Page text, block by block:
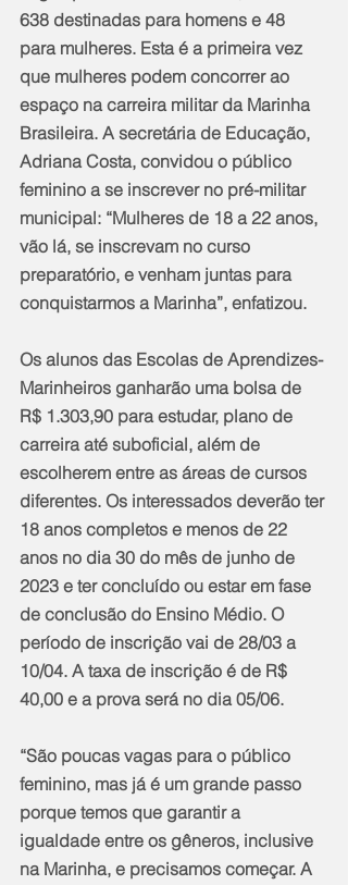
638 destinadas para homens e 48
para mulheres. Esta é a primeira vez
que mulheres podem concorrer ao
espaço na carreira militar da Marinha
Brasileira. A secretária de Educação,
Adriana Costa, convidou o público
feminino a se inscrever no pré-militar
municipal: “Mulheres de 18 a 22 anos,
vão lá, se inscrevam no curso
preparatório, e venham juntas para
conquistarmos a Marinha”, enfatizou.
Os alunos das Escolas de Aprendizes-
Marinheiros ganharão uma bolsa de
R$ 1.303,90 para estudar, plano de
carreira até suboficial, além de
escolherem entre as áreas de cursos
diferentes. Os interessados deverão ter
18 anos completos e menos de 22
anos no dia 30 do mês de junho de
2023 e ter concluído ou estar em fase
de conclusão do Ensino Médio. O
período de inscrição vai de 28/03 a
10/04. A taxa de inscrição é de R$
40,00 e a prova será no dia 05/06.
“São poucas vagas para o público
feminino, mas já é um grande passo
porque temos que garantir a
igualdade entre os gêneros, inclusive
na Marinha, e precisamos começar. A